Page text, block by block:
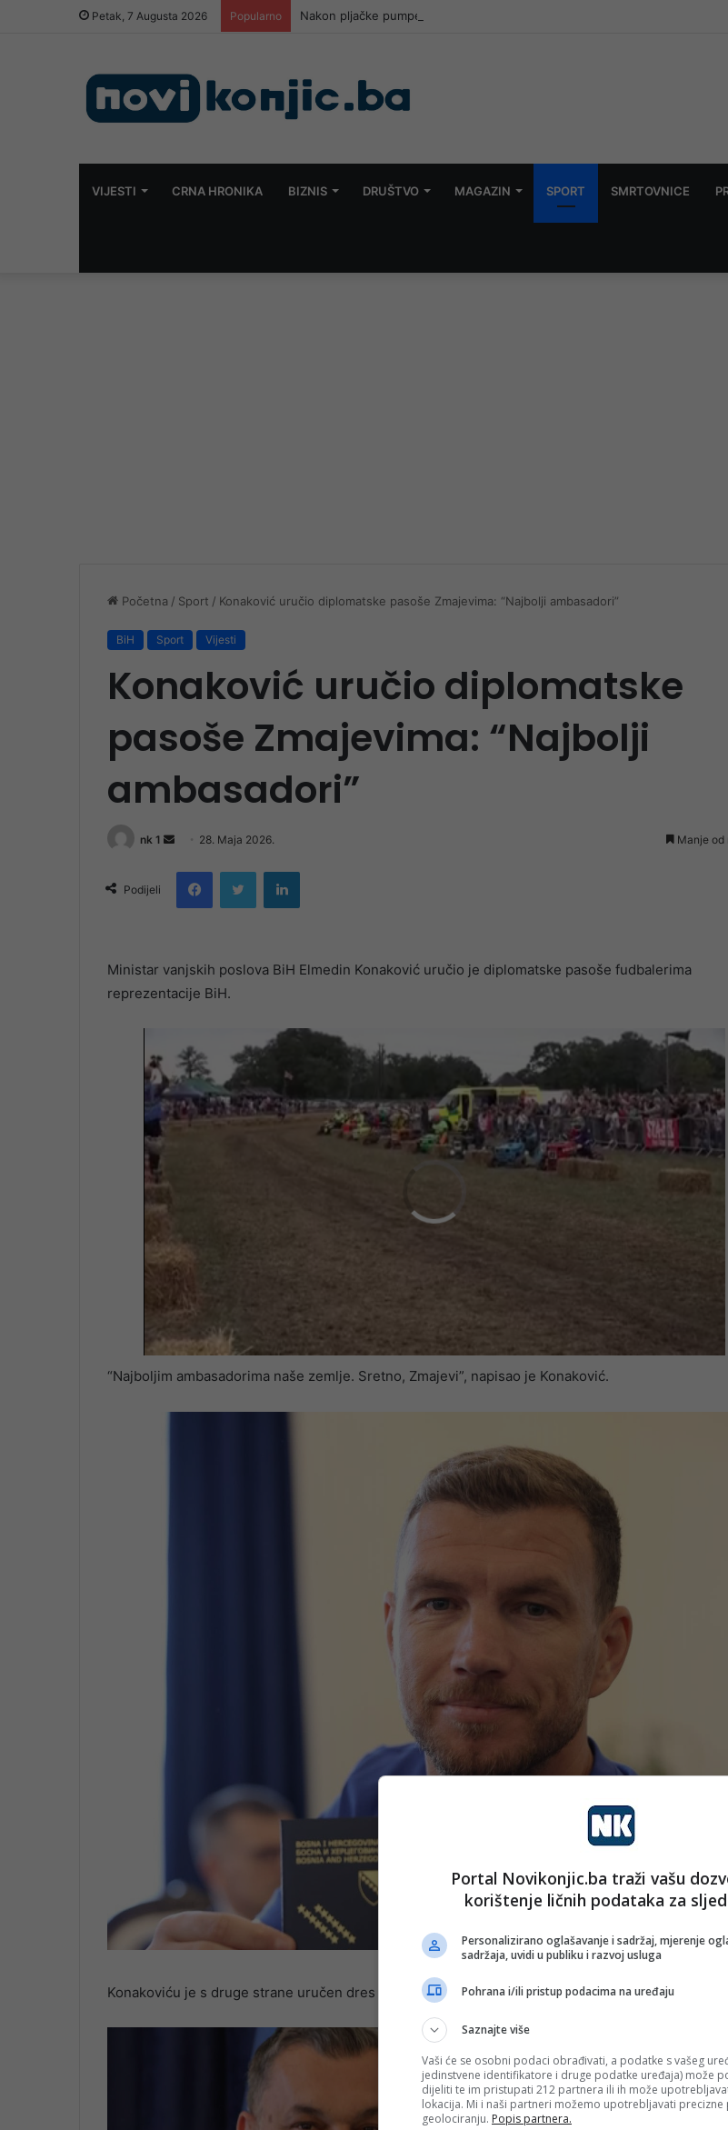
Petak, 7 Augusta 2026 Popularno Nakon pljačke pumpe u Konjicu: Dvije osobe uhapšene, obavljeni pretresi
VIJESTI CRNA HRONIKA BIZNIS DRUŠTVO MAGAZIN SPORT SMRTOVNICE
Početna / Sport / Konaković uručio diplomatske pasoše Zmajevima: “Najbolji ambasadori”
BiH Sport Vijesti
Konaković uručio diplomatske
pasoše Zmajevima: “Najbolji
ambasadori”
nk 1
Send
email
28. Maja 2026. Manje od
Podijeli
FacebookTwitter LinkedIn
Ministar vanjskih poslova BiH Elmedin Konaković uručio je diplomatske pasoše fudbalerima
reprezentacije BiH.
“Najboljim ambasadorima naše zemlje. Sretno, Zmajevi”, napisao je Konaković.
Konakoviću je s druge strane uručen dres fudbalske reprezentacije Bosne i Hercegovine s
Portal Novikonjic.ba traži vašu
korištenje ličnih podataka za
Personalizirano oglašavanje i sadržaj, mjerenje
sadržaja, uvidi u publiku i razvoj usluga
Pohrana i/ili pristup podacima na uređaju
Saznajte više
Vaši će se osobni podaci obrađivati, a podatke s vašeg
jedinstvene identifikatore i druge podatke uređaja) može
dijeliti te im pristupati 212 partnera ili ih može
lokacija. Mi i naši partneri možemo upotrebljavati precizne
geolociranju. Popis partnera.